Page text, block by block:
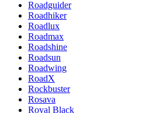
Roadguider
Roadhiker
Roadlux
Roadmax
Roadshine
Roadsun
Roadwing
RoadX
Rockbuster
Rosava
Royal Black